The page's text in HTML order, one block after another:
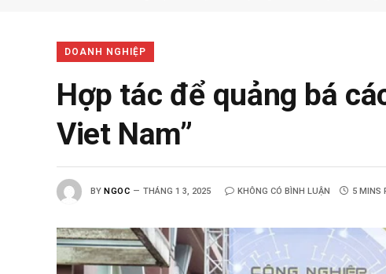
DOANH NGHIỆP
Hợp tác để quảng bá
Viet Nam”
BY NGOC THÁNG 1 3, 2025 KHÔNG CÓ BÌNH LUẬN 5 MINS